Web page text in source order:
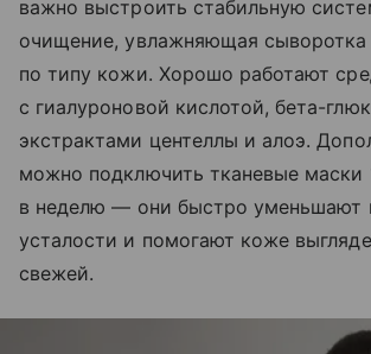
важно выстроить стабильную
очищение, увлажняющая
по типу кожи. Хорошо работают
с гиалуроновой кислотой, бета-
экстрактами центеллы и алоэ.
можно подключить тканевые маски
в неделю — они быстро уменьшают
усталости и помогают коже
свежей.